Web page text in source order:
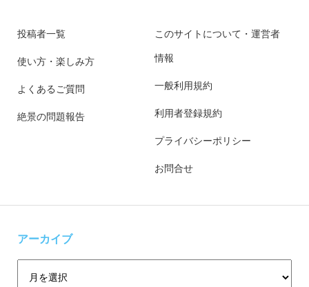
投稿者一覧
使い方・楽しみ方
よくあるご質問
絶景の問題報告
このサイトについて・運営者
情報
一般利用規約
利用者登録規約
プライバシーポリシー
お問合せ
アーカイブ